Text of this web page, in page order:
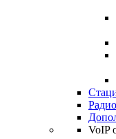
VoIP